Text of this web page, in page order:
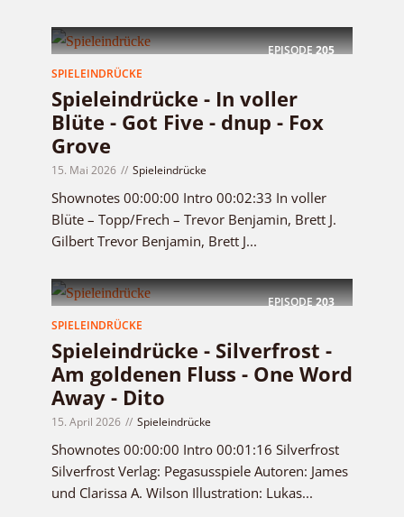
EPISODE205
SPIELEINDRÜCKE
Spieleindrücke - In voller
Blüte - Got Five - dnup - Fox
Grove
15. Mai 2026 Spieleindrücke
Shownotes 00:00:00 Intro 00:02:33 In voller
Blüte – Topp/Frech – Trevor Benjamin, Brett J.
Gilbert Trevor Benjamin, Brett J...
EPISODE203
SPIELEINDRÜCKE
Spieleindrücke - Silverfrost -
Am goldenen Fluss - One Word
Away - Dito
15. April 2026 Spieleindrücke
Shownotes 00:00:00 Intro 00:01:16 Silverfrost
Silverfrost Verlag: Pegasusspiele Autoren: James
und Clarissa A. Wilson Illustration: Lukas...